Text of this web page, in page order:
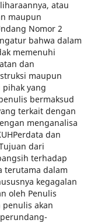
atau
maupun
Nomor 2
bahwa dalam
memenuhi
dan
maupun
yang
bermaksud
terkait dengan
menganalisa
dan
dari
terhadap
terutama dalam
kegagalan
oleh Penulis
akan